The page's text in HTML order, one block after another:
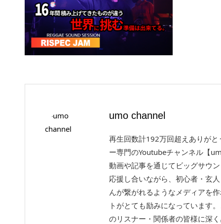
umo channel
再生回数計192万回超えありが
ー専門のYoutubeチャンネル【
動画や記事を通じてビッグサウ
応援し合いながら、初心者・玄
んが繋がれるようなメディアを
トがとても励みになっています
のリスナー・関係者の皆様に深